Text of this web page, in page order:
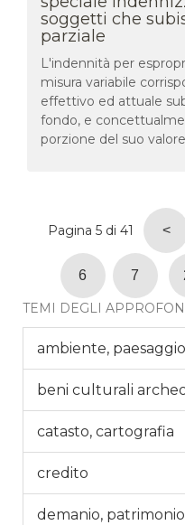
soggetti che
parziale
L'indennità per
misura variabile
effettivo ed attuale
fondo, e
porzione del suo
Pagina 5 di 41 <
6 7
TEMI DEGLI
ambiente, paesaggio
beni culturali
catasto, cartografia
credito
demanio,